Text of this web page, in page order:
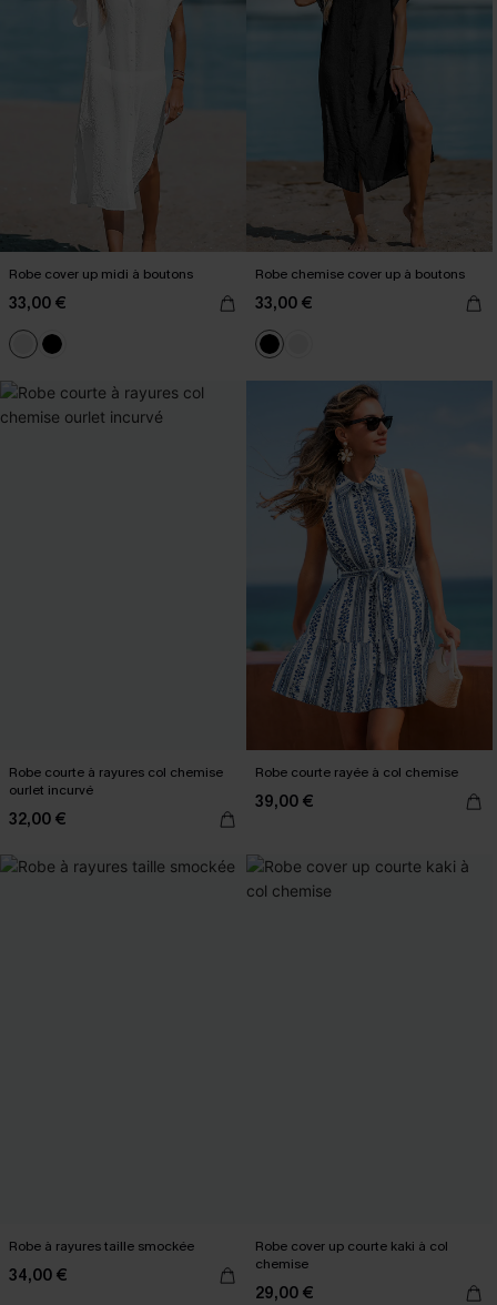
Robe cover up midi à boutons
33,00 €
Robe chemise cover up à boutons
33,00 €
Robe courte à rayures col chemise
ourlet incurvé
32,00 €
Robe courte rayée à col chemise
39,00 €
Robe à rayures taille smockée
34,00 €
Robe cover up courte kaki à col
chemise
29,00 €